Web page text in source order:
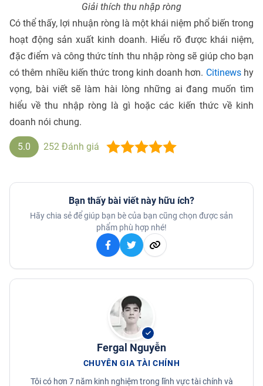
Giải thích thu nhập ròng
Có thể thấy, lợi nhuận ròng là một khái niệm phổ biến trong
hoạt động sản xuất kinh doanh. Hiểu rõ được khái niệm,
đặc điểm và công thức tính thu nhập ròng sẽ giúp cho bạn
có thêm nhiều kiến thức trong kinh doanh hơn. Citinewshy
vọng, bài viết sẽ làm hài lòng những ai đang muốn tìm
hiểu về thu nhập ròng là gì hoặc các kiến thức về kinh
doanh nói chung.
5.0 252 Đánh giá
Bạn thấy bài viết này hữu ích?
Hãy chia sẻ để giúp bạn bè của bạn cũng chọn được sản
phẩm phù hợp nhé!
Fergal Nguyễn
CHUYÊN GIA TÀI CHÍNH
Tôi có hơn 7 năm kinh nghiệm trong lĩnh vực tài chính và